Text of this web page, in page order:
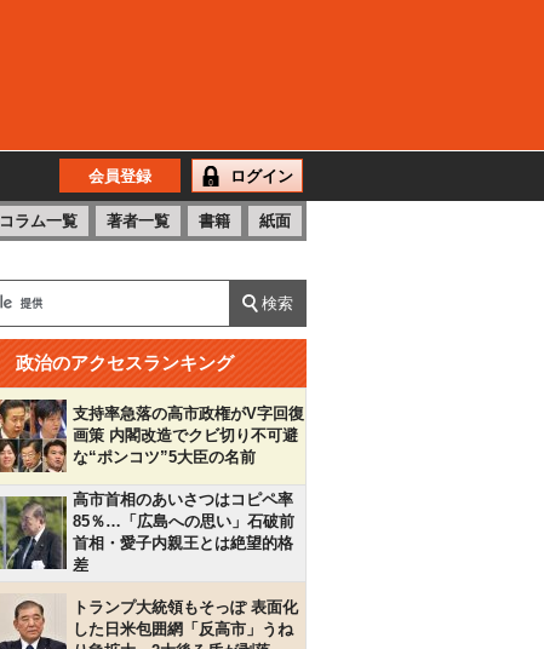
会員登録 ログイン
コラム一覧 著者一覧 書籍 紙面
政治のアクセスランキング
支持率急落の高市政権がV字回復
画策 内閣改造でクビ切り不可避
な“ポンコツ”5大臣の名前
高市首相のあいさつはコピペ率
85％…「広島への思い」石破前
首相・愛子内親王とは絶望的格
差
トランプ大統領もそっぽ 表面化
した日米包囲網「反高市」うね